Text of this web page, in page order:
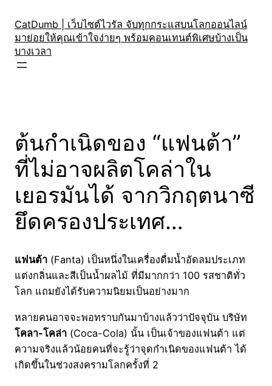
content
CatDumb | เว็บไซต์ไวรัล จับทุกกระแสบนโลกออนไลน์
มาย่อยให้คุณเข้าใจง่ายๆ พร้อมคอนเทนต์พิเศษบ้างเป็น
บางเวลา
ต้นกำเนิดของ “แฟนต้า”
ที่ไม่อาจผลิตโคล่าใน
เยอรมันได้ จากวิกฤตนาซี
ยึดครองประเทศ…
แฟนต้า (Fanta) เป็นหนึ่งในเครื่องดื่มน้ำอัดลมประเภท
แต่งกลิ่นและสีเป็นน้ำผลไม้ ที่มีมากกว่า 100 รสชาติทั่ว
โลก แถมยังได้รับความนิยมเป็นอย่างมาก
หลายคนอาจจะพอทราบกันมาบ้างแล้วว่าปัจจุบัน บริษัท
โคลา-โคล่า (Coca-Cola) นั้น เป็นเจ้าของแฟนต้า แต่
ความจริงแล้วน้อยคนที่จะรู้ว่าจุดกำเนิดของแฟนต้า ได้
เกิดขึ้นในช่วงสงครามโลกครั้งที่ 2